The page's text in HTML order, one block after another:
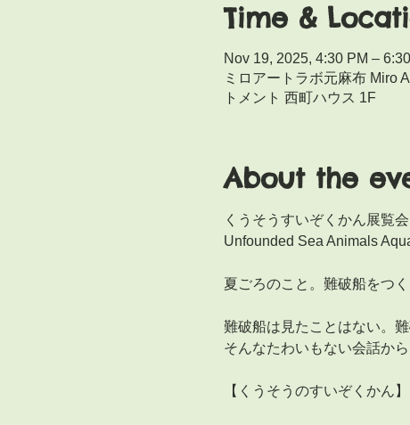
Time &
Nov 19, 2025, 4:30 PM –
ミロアートラボ元麻布 Miro
トメント 西町ハウス 1F
About the
くうそうすいぞくかん展覧会
Unfounded Sea Animals
夏ごろのこと。難破船をつく
難破船は見たことはない。
そんなたわいもない会話から
【くうそうのすいぞくかん